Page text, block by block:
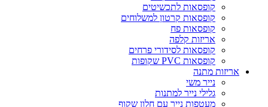
קופסאות לתכשיטים
קופסאות קרטון למשלוחים
קופסאות פח
אריזות קלפה
קופסאות לסידורי פרחים
קופסאות PVC שקופות
אריזות מתנה
נייר משי
גלילי נייר למתנות
מעטפות נייר עם חלון שקוף